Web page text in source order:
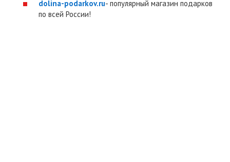
dolina-podarkov.ru- популярный магазин подарков
по всей России!